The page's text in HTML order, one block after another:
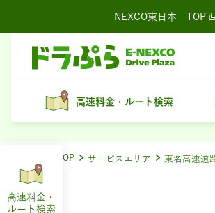
NEXCO東日本 TOP
高速料金・ルート検索
ドラぷらTOP サービスエリア 東名高速道
高速料金・
ルート 検索